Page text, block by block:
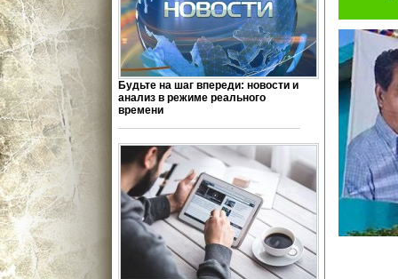
Будьте на шаг впереди: новости и
анализ в режиме реального
времени